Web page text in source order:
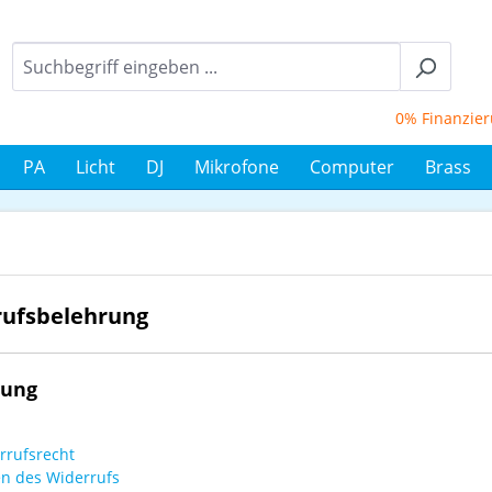
0%
PA Licht DJ Mikrofone Computer Brass
des Widerrufs